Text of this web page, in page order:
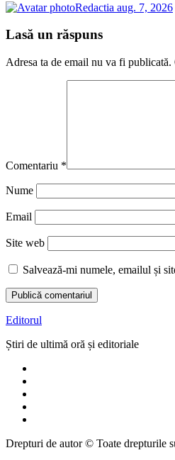
Redactia aug. 7, 2026
Lasă un răspuns
Adresa ta de email nu va fi publicată.
Comentariu *
Nume
Email
Site web
Salvează-mi numele, emailul și
Editorul
Știri de ultimă oră și editoriale
Drepturi de autor © Toate drepturile